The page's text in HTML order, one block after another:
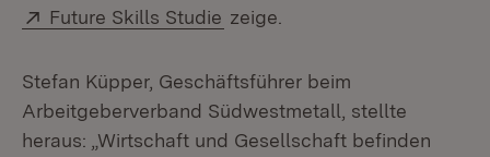
Extern:
Future Skills Studie (Öffnet in neuem Fenster)
zeige.
Stefan Küpper, Geschäftsführer beim
Arbeitgeberverband Südwestmetall, stellte
heraus: „Wirtschaft und Gesellschaft befinden